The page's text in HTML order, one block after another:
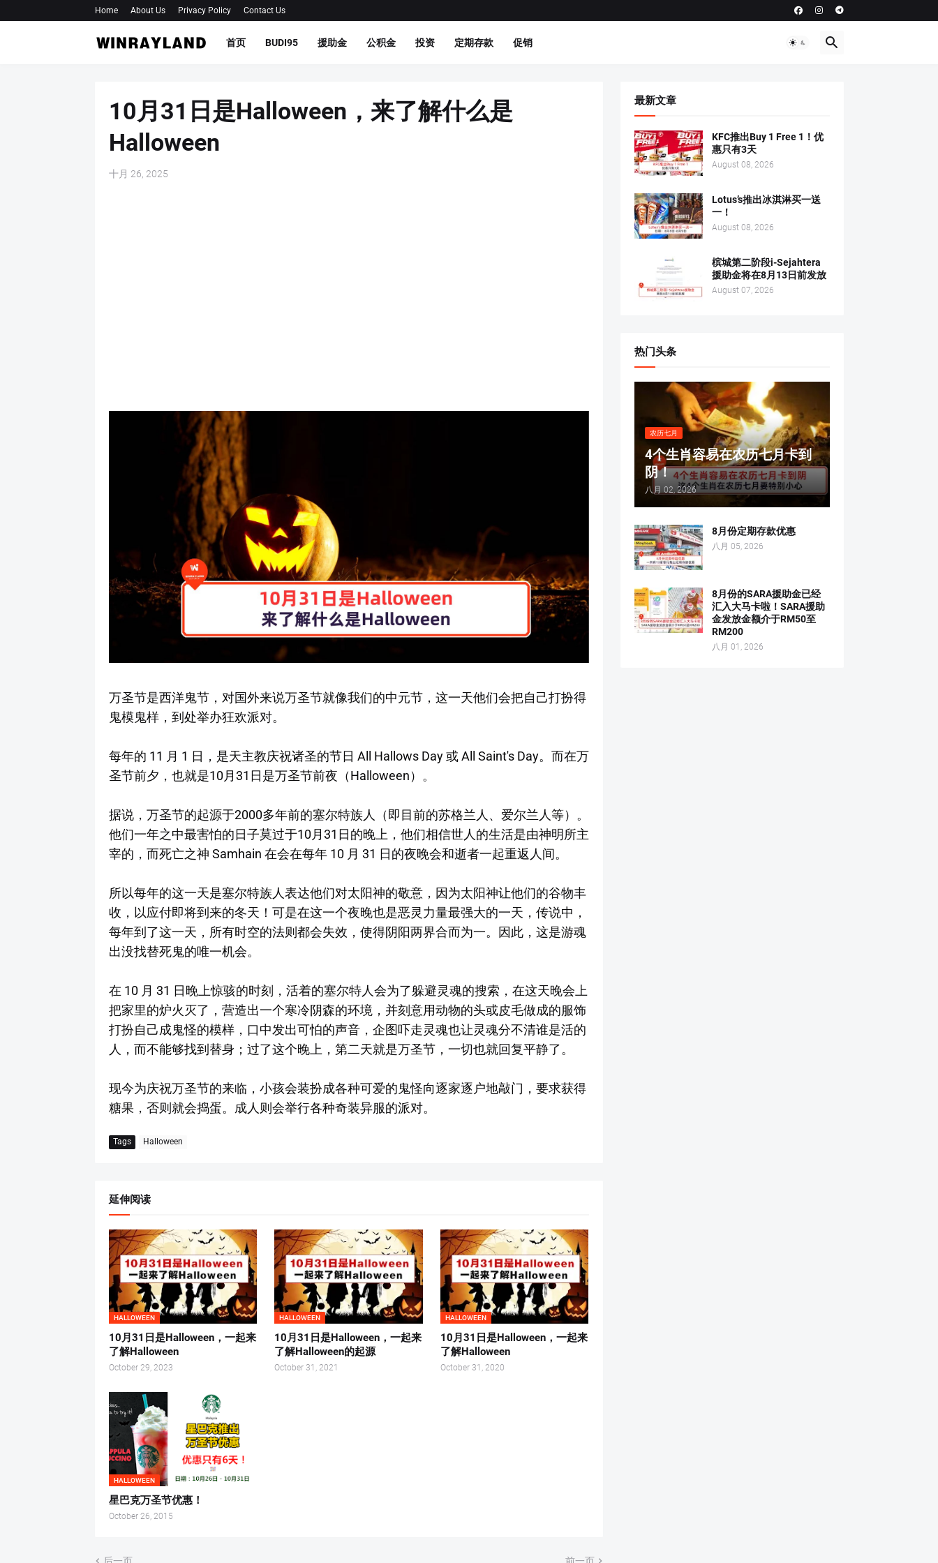
Home About Us Privacy Policy Contact Us
首页 BUDI95 援助金 公积金 投资 定期存款 促销
10月31日是Halloween，来了解什么是
Halloween
十月 26, 2025
万圣节是西洋鬼节，对国外来说万圣节就像我们的中元节，这一天他们会把自己打扮得
鬼模鬼样，到处举办狂欢派对。
每年的 11 月 1 日，是天主教庆祝诸圣的节日 All Hallows Day 或 All Saint's Day。而在万
圣节前夕，也就是10月31日是万圣节前夜（Halloween）。
据说，万圣节的起源于2000多年前的塞尔特族人（即目前的苏格兰人、爱尔兰人等）。
他们一年之中最害怕的日子莫过于10月31日的晚上，他们相信世人的生活是由神明所主
宰的，而死亡之神 Samhain 在会在每年 10 月 31 日的夜晚会和逝者一起重返人间。
所以每年的这一天是塞尔特族人表达他们对太阳神的敬意，因为太阳神让他们的谷物丰
收，以应付即将到来的冬天！可是在这一个夜晚也是恶灵力量最强大的一天，传说中，
每年到了这一天，所有时空的法则都会失效，使得阴阳两界合而为一。因此，这是游魂
出没找替死鬼的唯一机会。
在 10 月 31 日晚上惊骇的时刻，活着的塞尔特人会为了躲避灵魂的搜索，在这天晚会上
把家里的炉火灭了，营造出一个寒冷阴森的环境，并刻意用动物的头或皮毛做成的服饰
打扮自己成鬼怪的模样，口中发出可怕的声音，企图吓走灵魂也让灵魂分不清谁是活的
人，而不能够找到替身；过了这个晚上，第二天就是万圣节，一切也就回复平静了。
现今为庆祝万圣节的来临，小孩会装扮成各种可爱的鬼怪向逐家逐户地敲门，要求获得
糖果，否则就会捣蛋。成人则会举行各种奇装异服的派对。
Tags Halloween
延伸阅读
HALLOWEEN
10月31日是Halloween，一起来
了解Halloween
October 29, 2023
HALLOWEEN
10月31日是Halloween，一起来
了解Halloween的起源
October 31, 2021
HALLOWEEN
10月31日是Halloween，一起来
了解Halloween
October 31, 2020
HALLOWEEN
星巴克万圣节优惠！
October 26, 2015
后一页 前一页
最新文章
KFC推出Buy 1 Free 1！优
惠只有3天
August 08, 2026
Lotus’s推出冰淇淋买一送
一！
August 08, 2026
槟城第二阶段i-Sejahtera
援助金将在8月13日前发放
August 07, 2026
热门头条
农历七月
4个生肖容易在农历七月卡到
阴！
八月 02, 2026
8月份定期存款优惠
八月 05, 2026
8月份的SARA援助金已经
汇入大马卡啦！SARA援助
金发放金额介于RM50至
RM200
八月 01, 2026